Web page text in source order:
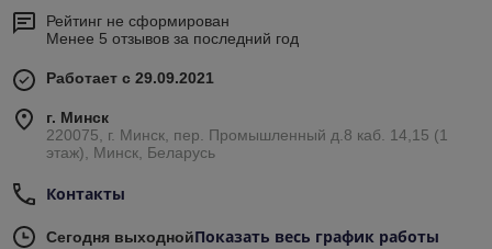
Рейтинг не сформирован
Менее 5 отзывов за последний год
Работает с 29.09.2021
г. Минск
220075, г. Минск, пер. Промышленный д.8 каб. 14,15 (1
этаж), Минск, Беларусь
Контакты
Сегодня выходнойПоказать весь график работы